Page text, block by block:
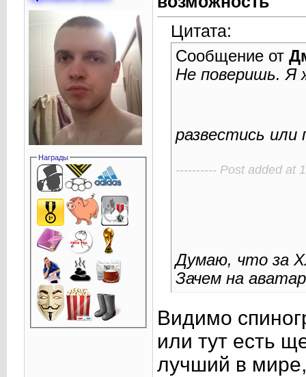
Награды
Цитата:
Сообщение от
Не поверишь. Я
развестись или
---------- Post added at
Думаю, что за
Зачем на
Видимо
или тут есть
лучший в